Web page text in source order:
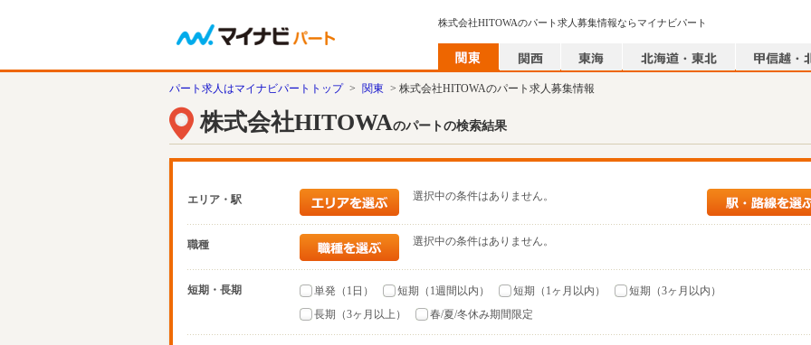
株式会社HITOWAのパート求人募集情報ならマイナビパート
パート求人はマイナビパートトップ > 関東 > 株式会社HITOWAのパート求人募集情報
株式会社HITOWAのパートの検索結果
エリア・駅 選択中の条件はありません。
職種 選択中の条件はありません。
短期・長期 単発（1日） 短期（1週間以内） 短期（1ヶ月以内）
短期（3ヶ月以内）
長期（3ヶ月以上）
春/夏/冬休み期間限定